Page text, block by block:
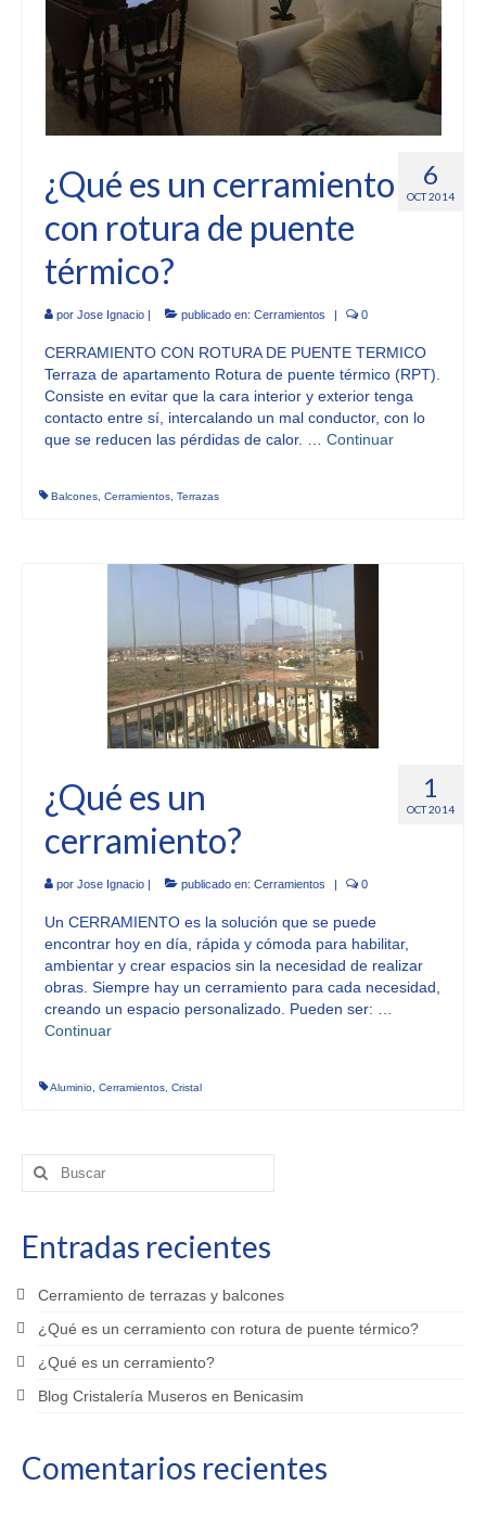
6
OCT 2014
¿Qué es un cerramiento
con rotura de puente
térmico?
por Jose Ignacio publicado en: Cerramientos 0
CERRAMIENTO CON ROTURA DE PUENTE TERMICO
Terraza de apartamento Rotura de puente térmico (RPT).
Consiste en evitar que la cara interior y exterior tenga
contacto entre sí, intercalando un mal conductor, con lo
que se reducen las pérdidas de calor. … Continuar
Balcones, Cerramientos, Terrazas
1
OCT 2014
¿Qué es un
cerramiento?
por Jose Ignacio publicado en: Cerramientos 0
Un CERRAMIENTO es la solución que se puede
encontrar hoy en día, rápida y cómoda para habilitar,
ambientar y crear espacios sin la necesidad de realizar
obras. Siempre hay un cerramiento para cada necesidad,
creando un espacio personalizado. Pueden ser: …
Continuar
Aluminio, Cerramientos, Cristal
Buscar
por:
Entradas recientes
Cerramiento de terrazas y balcones
¿Qué es un cerramiento con rotura de puente térmico?
¿Qué es un cerramiento?
Blog Cristalería Museros en Benicasim
Comentarios recientes